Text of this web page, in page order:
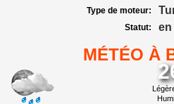
Type de moteur:
Statut: en
MÉTÉO À